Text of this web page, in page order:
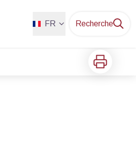
FR Recherche
Imprimer